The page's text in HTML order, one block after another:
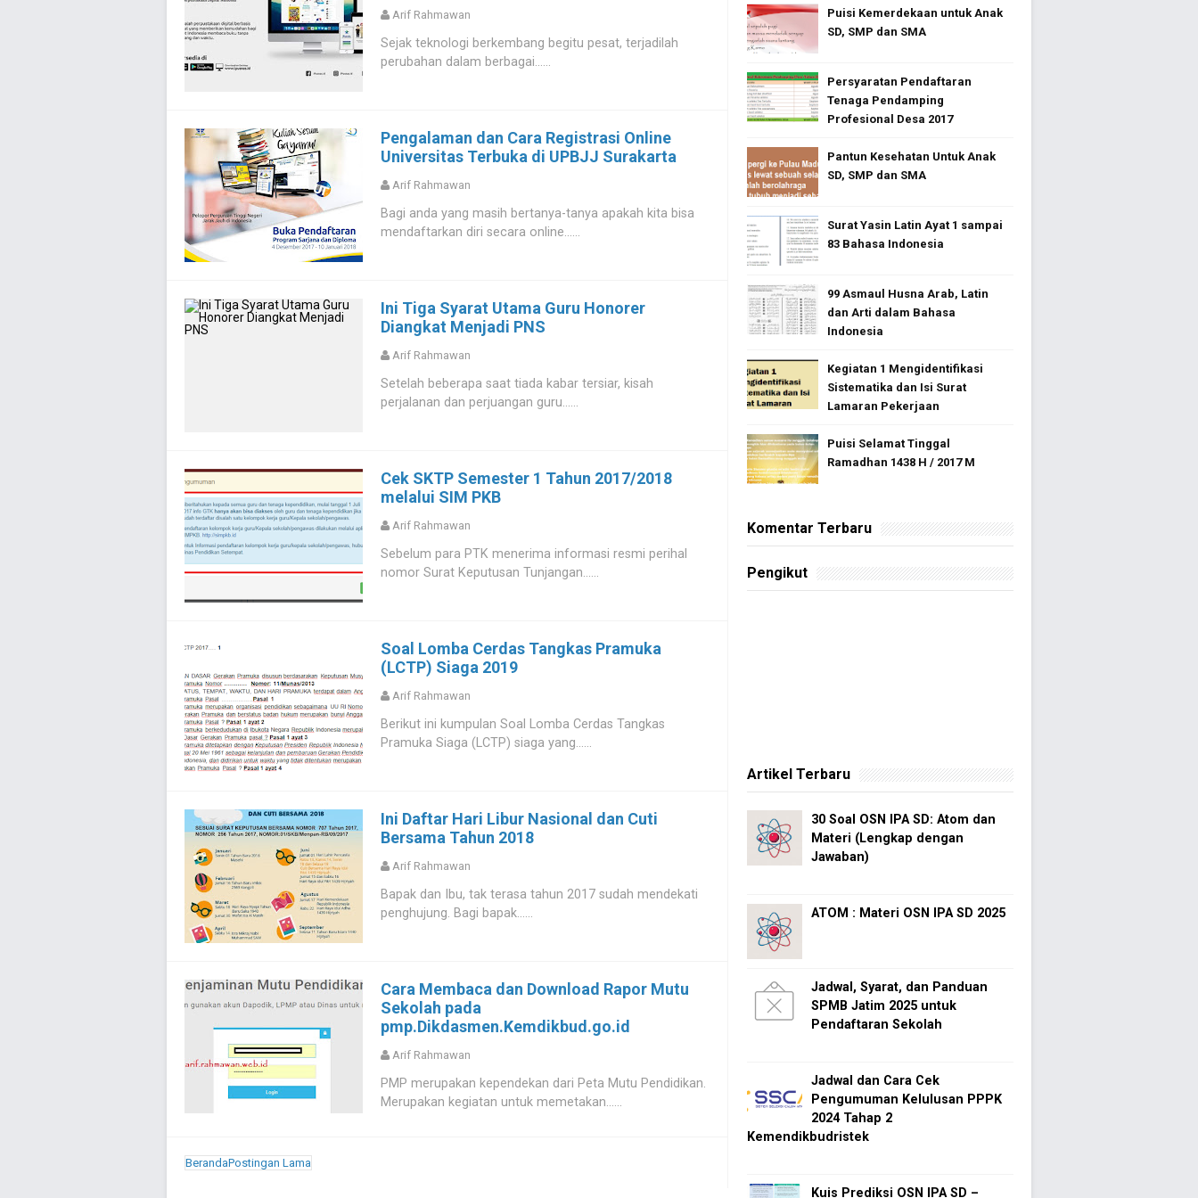
Arif Rahmawan
Sejak teknologi berkembang begitu pesat, terjadilah
perubahan dalam berbagai......
Pengalaman dan Cara Registrasi Online
Universitas Terbuka di UPBJJ Surakarta
Arif Rahmawan
Bagi anda yang masih bertanya-tanya apakah kita bisa
mendaftarkan diri secara online......
Ini Tiga Syarat Utama Guru Honorer
Diangkat Menjadi PNS
Arif Rahmawan
Setelah beberapa saat tiada kabar tersiar, kisah
perjalanan dan perjuangan guru......
Cek SKTP Semester 1 Tahun 2017/2018
melalui SIM PKB
Arif Rahmawan
Sebelum para PTK menerima informasi resmi perihal
nomor Surat Keputusan Tunjangan......
Soal Lomba Cerdas Tangkas Pramuka
(LCTP) Siaga 2019
Arif Rahmawan
Berikut ini kumpulan Soal Lomba Cerdas Tangkas
Pramuka Siaga (LCTP) siaga yang......
Ini Daftar Hari Libur Nasional dan Cuti
Bersama Tahun 2018
Arif Rahmawan
Bapak dan Ibu, tak terasa tahun 2017 sudah mendekati
penghujung. Bagi bapak......
Cara Membaca dan Download Rapor Mutu
Sekolah pada
pmp.Dikdasmen.Kemdikbud.go.id
Arif Rahmawan
PMP merupakan kependekan dari Peta Mutu Pendidikan.
Merupakan kegiatan untuk memetakan......
Postingan Lama
Beranda
Puisi Kemerdekaan untuk Anak
SD, SMP dan SMA
Persyaratan Pendaftaran
Tenaga Pendamping
Profesional Desa 2017
Pantun Kesehatan Untuk Anak
SD, SMP dan SMA
Surat Yasin Latin Ayat 1 sampai
83 Bahasa Indonesia
99 Asmaul Husna Arab, Latin
dan Arti dalam Bahasa
Indonesia
Kegiatan 1 Mengidentifikasi
Sistematika dan Isi Surat
Lamaran Pekerjaan
Puisi Selamat Tinggal
Ramadhan 1438 H / 2017 M
Komentar Terbaru
Pengikut
Artikel Terbaru
30 Soal OSN IPA SD: Atom dan
Materi (Lengkap dengan
Jawaban)
ATOM : Materi OSN IPA SD 2025
Jadwal, Syarat, dan Panduan
SPMB Jatim 2025 untuk
Pendaftaran Sekolah
Jadwal dan Cara Cek
Pengumuman Kelulusan PPPK
2024 Tahap 2
Kemendikbudristek
Kuis Prediksi OSN IPA SD –